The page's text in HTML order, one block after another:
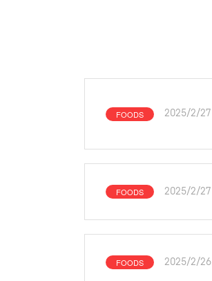
FOODS 2025/2/27
FOODS 2025/2/27
FOODS 2025/2/26